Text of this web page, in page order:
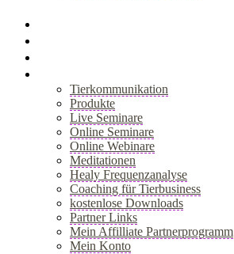
Tierkommunikation
Produkte
Live Seminare
Online Seminare
Online Webinare
Meditationen
Healy Frequenzanalyse
Coaching für Tierbusiness
kostenlose Downloads
Partner Links
Mein Affilliate Partnerprogramm
Mein Konto